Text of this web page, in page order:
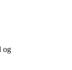
og